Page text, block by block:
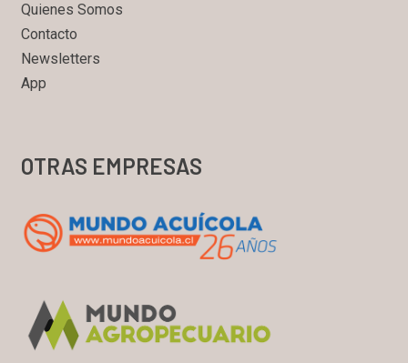
Quienes Somos
Contacto
Newsletters
App
OTRAS EMPRESAS